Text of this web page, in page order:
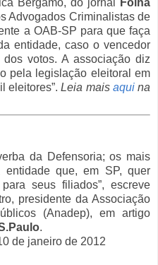
Bergamo, do jornal
Folha
Advogados Criminalistas de
a OAB-SP para que faça
entidade, caso o vencedor
votos. A associação diz
pela legislação eleitoral em
eleitores”.Leia mais aquina
da Defensoria; os mais
que, em SP, quer
seus filiados”, escreve
presidente da Associação
(Anadep), em artigo
.
de janeiro de 2012